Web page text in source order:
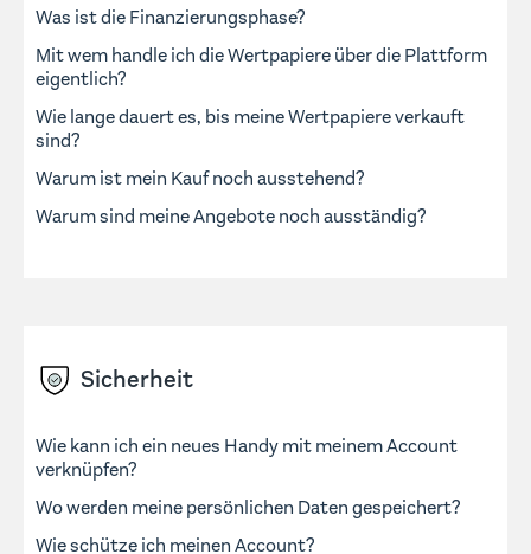
Was ist die Finanzierungsphase?
Mit wem handle ich die Wertpapiere über die Plattform
eigentlich?
Wie lange dauert es, bis meine Wertpapiere verkauft
sind?
Warum ist mein Kauf noch ausstehend?
Warum sind meine Angebote noch ausständig?
Sicherheit
Wie kann ich ein neues Handy mit meinem Account
verknüpfen?
Wo werden meine persönlichen Daten gespeichert?
Wie schütze ich meinen Account?